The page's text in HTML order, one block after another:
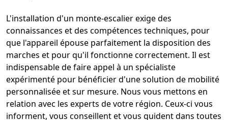
L'installation d'un monte-escalierexige des
connaissances et des compétences techniques, pour
que l'appareil épouse parfaitement la disposition des
marches et pour qu'il fonctionne correctement. Il est
indispensable de faire appel à un spécialiste
expérimenté pour bénéficier d'une solution de mobilité
personnalisée et sur mesure. Nous vous mettons en
relation avec les experts de votre région. Ceux-ci vous
informent, vous conseillent et vous guident dans toutes